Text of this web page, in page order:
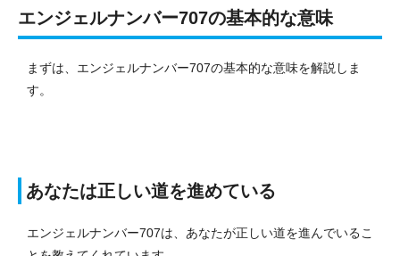
エンジェルナンバー707の基本的な意味
まずは、エンジェルナンバー707の基本的な意味を解説しま
す。
あなたは正しい道を進めている
エンジェルナンバー707は、あなたが正しい道を進んでいるこ